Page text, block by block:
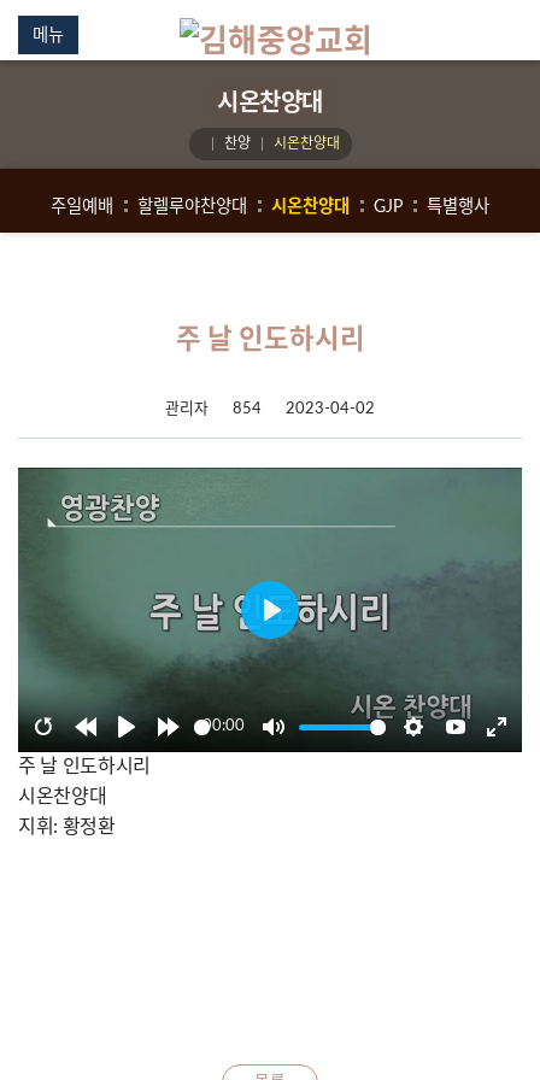
메뉴
시온찬양대
찬양 시온찬양대
주일예배 할렐루야찬양대 시온찬양대 GJP 특별행사
주 날 인도하시리
관리자 854 2023-04-02
RestartRewind
10s
Play
Forward
00:00
Mute SettingsYouTube
Enter
Play
주 날 인도하시리
시온찬양대
지휘: 황정환